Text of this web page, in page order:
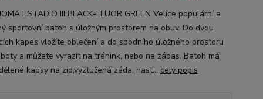
ESTADIO III BLACK-FLUOR GREEN Velice populární a
sportovní batoh s úložným prostorem na obuv. Do dvou
kapes vložíte oblečení a do spodního úložného prostoru
a můžete vyrazit na trénink, nebo na zápas. Batoh má
kapsy na zip,vyztužená záda, nast... celý popis